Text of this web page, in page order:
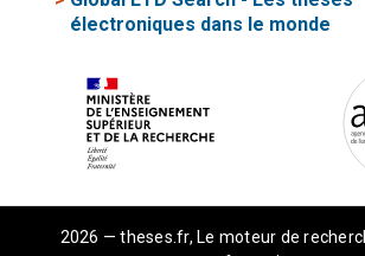
électroniques dans le monde
2026 — theses.fr, Le moteur de